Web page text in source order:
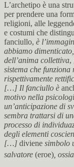
L’archetipo è una
per prendere una
religioni, alle
e costumi che
fanciullo, è
abbiamo
dell’anima collettiva,
sistema che funziona
rispettivamente
[…] Il fanciullo è
motivo nella
un’anticipazione di
sembra trattarsi di
processo di
degli elementi
[…] diviene simbolo
salvatore (eroe),